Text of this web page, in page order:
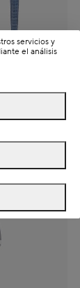
azul
servicios y
el análisis